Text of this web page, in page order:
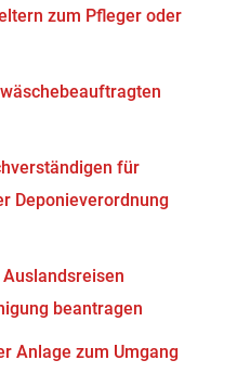
zum Pfleger oder
für
Deponieverordnung
beantragen
Anlage zum Umgang